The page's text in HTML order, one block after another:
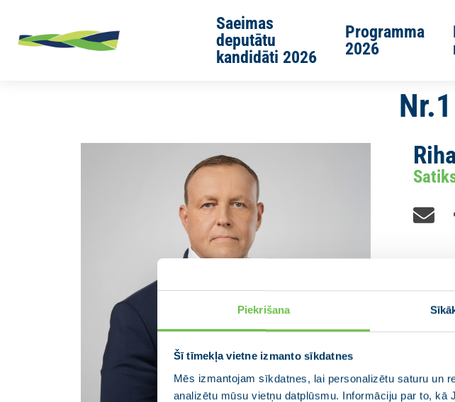
Piekrišana
Šī tīmekļa vietne izmanto sīkdatnes
Mēs izmantojam sīkdatnes, lai personalizētu saturu un
analizētu mūsu vietņu datplūsmu. Informāciju par to,
Saeimas
deputātu
kandidāti 2026
Programma
2026